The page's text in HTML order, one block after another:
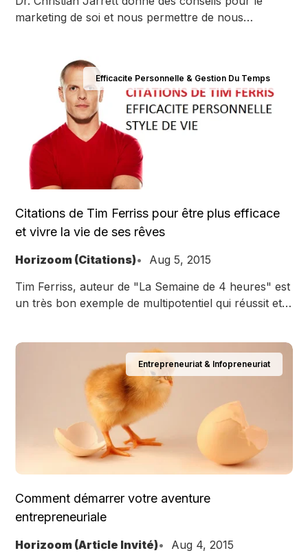
marketing de soi et nous permettre de nous
Efficacite Personnelle & Gestion Du Temps
Citations de Tim Ferriss pour être plus efficace
et vivre la vie de ses rêves
Horizoom (Citations)
Aug 5, 2015
Tim Ferriss, auteur de "La Semaine de 4 heures" est
un très bon exemple de multipotentiel qui réussit et
Entrepreneuriat & Infopreneuriat
Comment démarrer votre aventure
entrepreneuriale
Horizoom (Article Invité)
Aug 4, 2015